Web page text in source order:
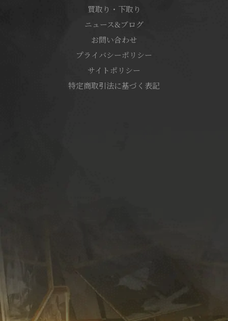
買取り・下取り
ニュース&ブログ
お問い合わせ
プライバシーポリシー
サイトポリシー
特定商取引法に基づく表記